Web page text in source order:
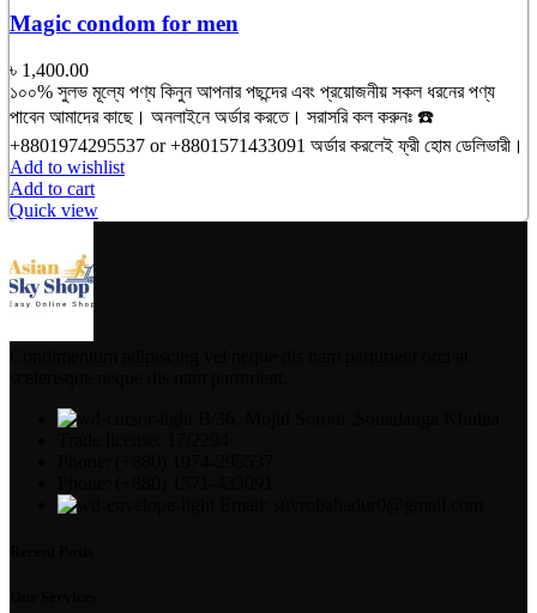
Magic condom for men
৳ 1,400.00
১০০% সুলভ মূল্যে পণ্য কিনুন আপনার পছন্দের এবং প্রয়োজনীয় সকল ধরনের পণ্য
পাবেন আমাদের কাছে। অনলাইনে অর্ডার করতে। সরাসরি কল করুনঃ ☎️
+8801974295537 or +8801571433091 অর্ডার করলেই ফ্রী হোম ডেলিভারী।
Add to wishlist
Add to cart
Quick view